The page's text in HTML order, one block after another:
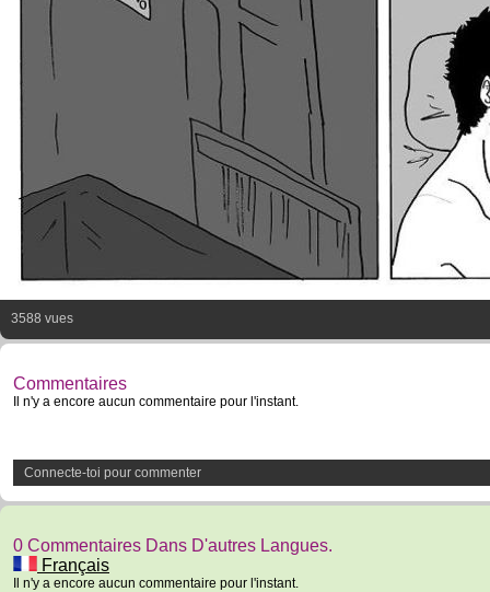
3588 vues
Commentaires
Il n'y a encore aucun commentaire pour l'instant.
Connecte-toi pour commenter
0 Commentaires Dans D'autres Langues.
Français
Il n'y a encore aucun commentaire pour l'instant.